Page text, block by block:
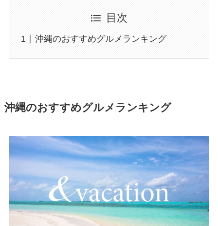
目次
沖縄のおすすめグルメランキング
沖縄のおすすめグルメランキング